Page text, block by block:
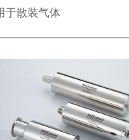
于散装气体